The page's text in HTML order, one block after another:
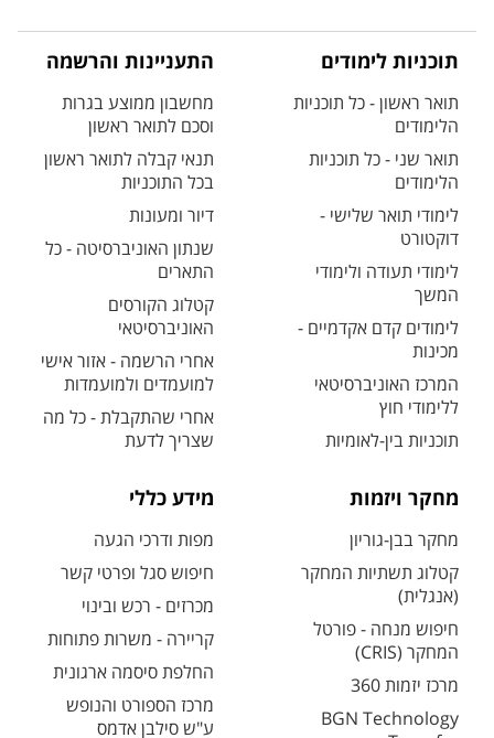
תוכניות לימודים
תואר ראשון - כל תוכניות
הלימודים
תואר שני - כל תוכניות
הלימודים
לימודי תואר שלישי -
דוקטורט
לימודי תעודה ולימודי
המשך
לימודים קדם אקדמיים -
מכינות
המרכז האוניברסיטאי
ללימודי חוץ
תוכניות בין-לאומיות
התעניינות והרשמה
מחשבון ממוצע בגרות
וסכם לתואר ראשון
תנאי קבלה לתואר ראשון
בכל התוכניות
דיור ומעונות
שנתון האוניברסיטה - כל
התארים
קטלוג הקורסים
האוניברסיטאי
אחרי הרשמה - אזור אישי
למועמדים ולמועמדות
אחרי שהתקבלת - כל מה
שצריך לדעת
מחקר ויזמות
מחקר בבן-גוריון
קטלוג תשתיות המחקר
(אנגלית)
חיפוש מנחה - פורטל
המחקר (CRIS)
מרכז יזמות 360
BGN Technology
מידע כללי
מפות ודרכי הגעה
חיפוש סגל ופרטי קשר
מכרזים - רכש ובינוי
קריירה - משרות פתוחות
החלפת סיסמה ארגונית
מרכז הספורט והנופש
ע"ש סילבן אדמס